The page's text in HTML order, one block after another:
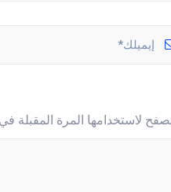
لاستخدامها المرة المقبلة